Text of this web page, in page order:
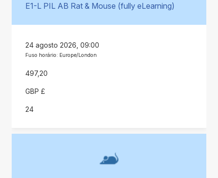
E1-L PIL AB Rat & Mouse (fully eLearning)
24 agosto 2026, 09:00
Fuso horário: Europe/London
497,20
GBP £
24